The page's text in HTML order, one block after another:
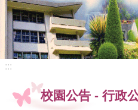
:::
校園公告 - 行政